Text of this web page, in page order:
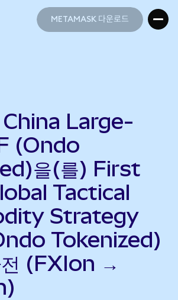
METAMASK 다운로드
Large-
(Ondo
을(를) First
Tactical
Strategy
Tokenized)
전 (FXIon →